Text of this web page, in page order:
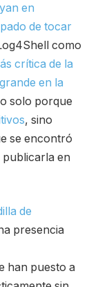
en
de tocar
como
crítica de la
en la
solo porque
, sino
se encontró
publicarla en
de
presencia
han puesto a